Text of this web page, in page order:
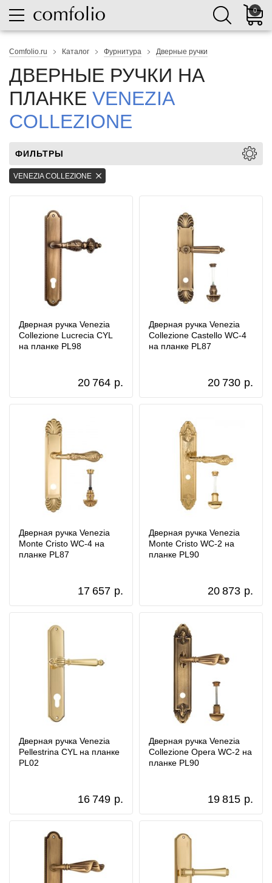
0
Comfolio.ru Каталог Фурнитура Дверные ручки
ДВЕРНЫЕ РУЧКИ НА
ПЛАНКЕ VENEZIA
COLLEZIONE
ФИЛЬТРЫ
VENEZIA COLLEZIONE
Дверная ручка Venezia
Collezione Lucrecia CYL
на планке PL98
20 764 р.
Дверная ручка Venezia
Collezione Castello WC-4
на планке PL87
20 730 р.
Дверная ручка Venezia
Monte Cristo WC-4 на
планке PL87
17 657 р.
Дверная ручка Venezia
Monte Cristo WC-2 на
планке PL90
20 873 р.
Дверная ручка Venezia
Pellestrina CYL на планке
PL02
16 749 р.
Дверная ручка Venezia
Collezione Opera WC-2 на
планке PL90
19 815 р.